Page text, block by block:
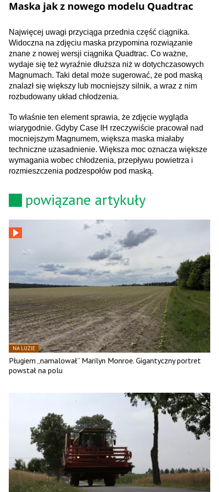
Maska jak z nowego modelu Quadtrac
Najwięcej uwagi przyciąga przednia część ciągnika.
Widoczna na zdjęciu maska przypomina rozwiązanie
znane z nowej wersji ciągnika Quadtrac. Co ważne,
wydaje się też wyraźnie dłuższa niż w dotychczasowych
Magnumach. Taki detal może sugerować, że pod maską
znalazł się większy lub mocniejszy silnik, a wraz z nim
rozbudowany układ chłodzenia.
To właśnie ten element sprawia, że zdjęcie wygląda
wiarygodnie. Gdyby Case IH rzeczywiście pracował nad
mocniejszym Magnumem, większa maska miałaby
techniczne uzasadnienie. Większa moc oznacza większe
wymagania wobec chłodzenia, przepływu powietrza i
rozmieszczenia podzespołów pod maską.
powiązane artykuły
NA LUZIE
Pługiem „namalował” Marilyn Monroe. Gigantyczny portret
powstał na polu